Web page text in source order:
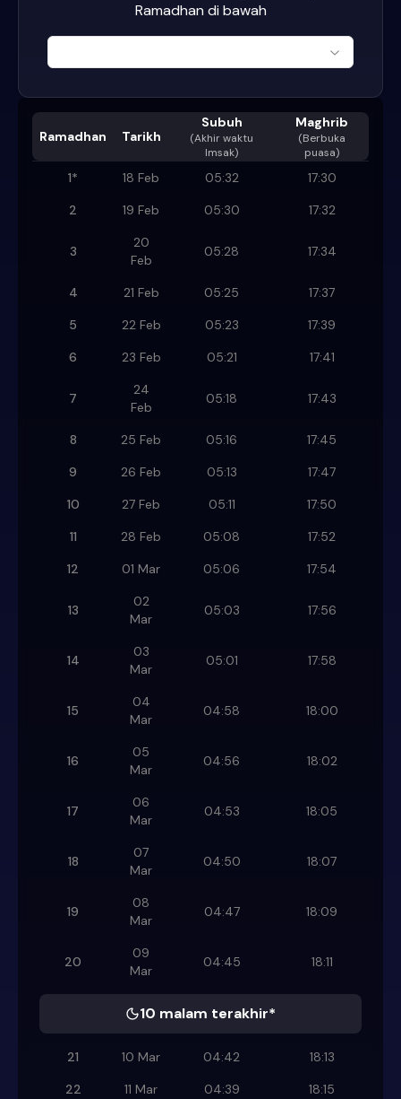
Ramadhan di bawah
Ramadhan Tarikh
Subuh
(Akhir waktu
Imsak)
Maghrib
(Berbuka
puasa)
1* 18 Feb 05:32
17:30
2
19 Feb 05:30 17:32
3
20
Feb
05:28 17:34
4 21 Feb 05:25
17:37
5
22 Feb 05:23
17:39
6
23 Feb 05:21 17:41
7
24
Feb
05:18 17:43
8 25 Feb 05:16
17:45
9
26 Feb 05:13
17:47
10
27 Feb 05:11
17:50
11
28 Feb 05:08
17:52
12
01 Mar 05:06 17:54
13
02
Mar
05:03 17:56
14
03
Mar
05:01 17:58
15
04
Mar
04:58 18:00
16
05
Mar
04:56 18:02
17
06
Mar
04:53 18:05
18
07
Mar
04:50 18:07
19
08
Mar
04:47 18:09
20
09
Mar
04:45 18:11
10 malam terakhir*
21 10 Mar 04:42
18:13
22
11 Mar 04:39
18:15